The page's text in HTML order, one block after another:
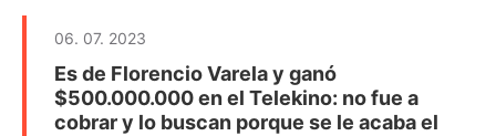
06. 07. 2023
Es de Florencio Varela y ganó
$500.000.000 en el Telekino: no fue a
cobrar y lo buscan porque se le acaba el